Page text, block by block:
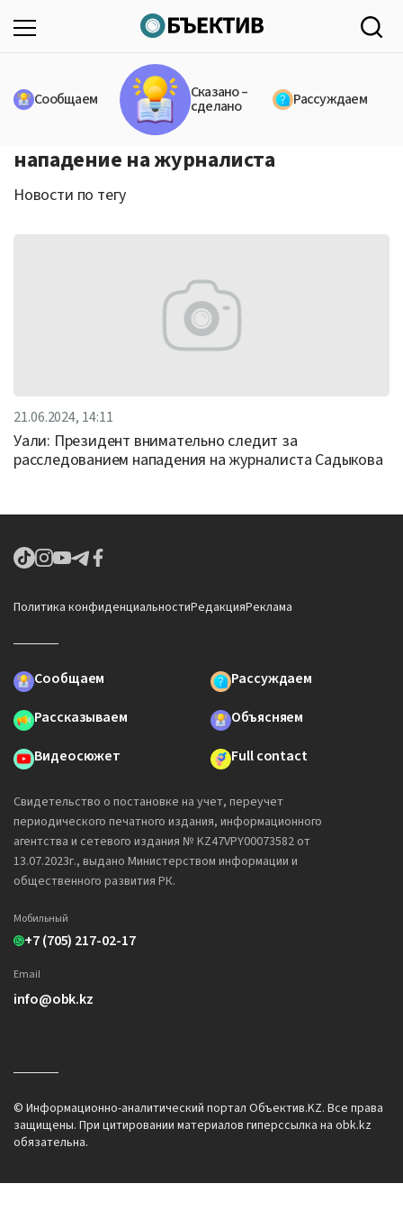
Сообщаем Сказано –
сделано Рассуждаем
нападение на журналиста
Новости по тегу
21.06.2024, 14:11
Уали: Президент внимательно следит за
расследованием нападения на журналиста Садыкова
Политика конфиденциальностиРедакцияРеклама
Сообщаем
Рассуждаем
Рассказываем
Объясняем
Видеосюжет
Full contact
Свидетельство о постановке на учет, переучет
периодического печатного издания, информационного
агентства и сетевого издания № KZ47VPY00073582 от
13.07.2023г., выдано Министерством информации и
общественного развития РК.
Мобильный
+7 (705) 217-02-17
Email
info@obk.kz
© Информационно-аналитический портал Объектив.KZ. Все права
защищены. При цитировании материалов гиперссылка на obk.kz
обязательна.